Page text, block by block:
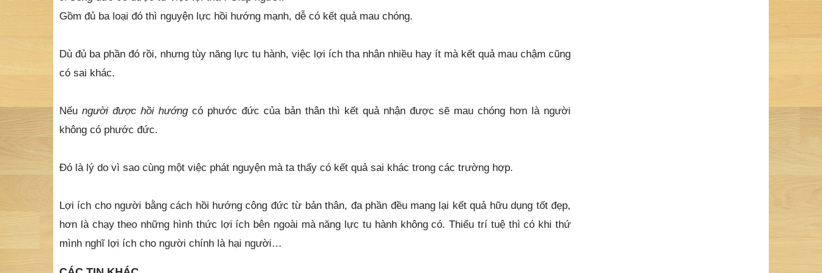
Gồm đủ ba loại đó thì nguyện lực hồi hướng mạnh, dễ có kết quả mau chóng.
Dù đủ ba phần đó rồi, nhưng tùy năng lực tu hành, việc lợi ích tha nhân nhiều hay ít mà kết quả mau chậm cũng
có sai khác.
Nếu người được hồi hướngcó phước đức của bản thân thì kết quả nhận được sẽ mau chóng hơn là người
không có phước đức.
Đó là lý do vì sao cùng một việc phát nguyện mà ta thấy có kết quả sai khác trong các trường hợp.
Lợi ích cho người bằng cách hồi hướng công đức từ bản thân, đa phần đều mang lại kết quả hữu dụng tốt đẹp,
hơn là chạy theo những hình thức lợi ích bên ngoài mà năng lực tu hành không có. Thiếu trí tuệ thì có khi thứ
mình nghĩ lợi ích cho người chính là hại người…
CÁC TIN KHÁC